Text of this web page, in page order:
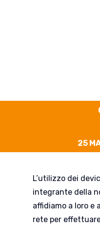
25
L’utilizzo dei
integrante della
affidiamo a loro e
rete per